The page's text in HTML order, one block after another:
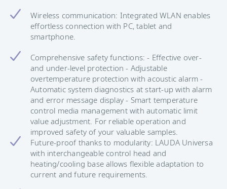
Wireless communication: Integrated WLAN enables
effortless connection with PC, tablet and
smartphone.
Comprehensive safety functions: - Effective over-
and under-level protection - Adjustable
overtemperature protection with acoustic alarm -
Automatic system diagnostics at start-up with alarm
and error message display - Smart temperature
control media management with automatic limit
value adjustment. For reliable operation and
improved safety of your valuable samples.
Future-proof thanks to modularity: LAUDA Universa
with interchangeable control head and
heating/cooling base allows flexible adaptation to
current and future requirements.